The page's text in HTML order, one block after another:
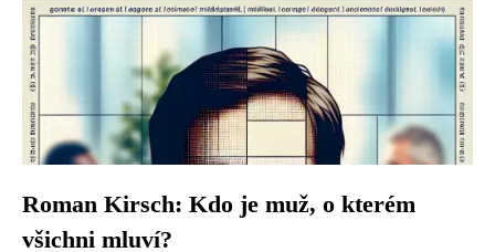
Roman Kirsch: Kdo je muž, o kterém
všichni mluví?